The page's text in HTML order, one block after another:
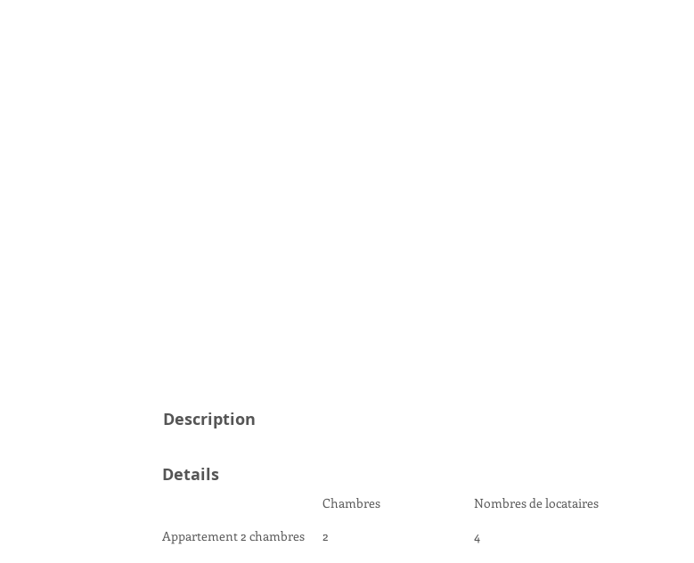
Description
Details
Appartement 2 chambres
Chambres
Nombres de locataires
2
4